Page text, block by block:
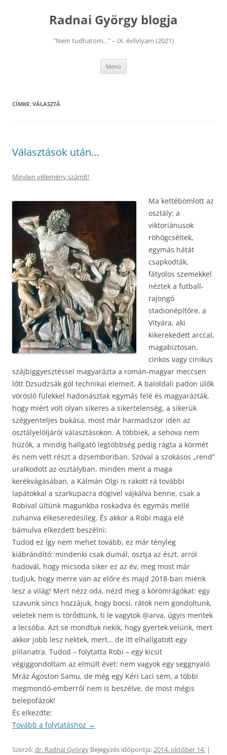
Radnai György blogja
"Nem tudhatom…" – IX. évfolyam (2021)
Menü
CÍMKE: VÁLASZTÁ
Választások után…
Minden vélemény számít!
Ma kettébomlott az
osztály: a
viktoriánusok
röhögcséltek,
egymás hátát
csapkodták,
fátyolos szemekkel
néztek a futball-
rajongó
stadionépítőre, a
Vityára, aki
kikerekedett arccal,
magabiztosan,
cinkos vagy cinikus
szájbiggyesztéssel magyarázta a román-magyar meccsen
lőtt Dzsudzsák gól technikai elemeit. A baloldali padon ülők
vöröslő fülekkel hadonásztak egymás felé és magyarázták,
hogy miért volt olyan sikeres a sikertelenség, a sikerük
szégyenteljes bukása, most már harmadszor idén az
osztályelöljárói választásokon. A többiek, a sehova nem
húzók, a mindig hallgató legtöbbség pedig rágta a körmét
és nem vett részt a dzsemboriban. Szóval a szokásos „rend”
uralkodott az osztályban, minden ment a maga
kerékvágásában, a Kálmán Olgi is rakott rá további
lapátokkal a szarkupacra dögivel vájkálva benne, csak a
Robival ültünk magunkba roskadva és egymás mellé
zuhanva elkeseredésileg. És akkor a Robi maga elé
bámulva elkezdett beszélni:
Tudod ez így nem mehet tovább, ez már tényleg
kiábrándító: mindenki csak dumál, osztja az észt, arról
hadovál, hogy micsoda siker ez az év, meg most már
tudjuk, hogy merre van az előre és majd 2018-ban miénk
lesz a világ! Mert nézz oda, nézd meg a körömrágókat: egy
szavunk sincs hozzájuk, hogy bocsi, rátok nem gondoltunk,
veletek nem is törődtünk, ti le vagytok @arva, úgyis mentek
a lecsóba. Azt se mondtuk nekik, hogy gyertek velünk, mert
akkor jobb lesz nektek, mert… de itt elhallgatott egy
pillanatra. Tudod – folytatta Robi – egy kicsit
végiggondoltam az elmúlt évet: nem vagyok egy seggnyaló
Mráz Ágoston Samu, de még egy Kéri Laci sem, a többi
megmondó-emberről nem is beszélve, de most mégis
belepofázok!
És elkezdte:
Tovább a folytatáshoz →
Szerző:dr. Radnai György Bejegyzés időpontja:2014. október 14. |